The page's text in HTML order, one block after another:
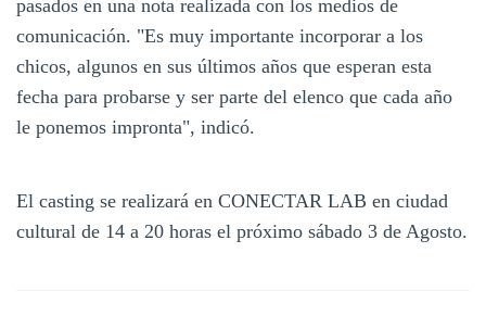
pasados en una nota realizada con los medios de
comunicación. "Es muy importante incorporar a los
chicos, algunos en sus últimos años que esperan esta
fecha para probarse y ser parte del elenco que cada año
le ponemos impronta", indicó.
El casting se realizará en CONECTAR LAB en ciudad
cultural de 14 a 20 horas el próximo sábado 3 de Agosto.